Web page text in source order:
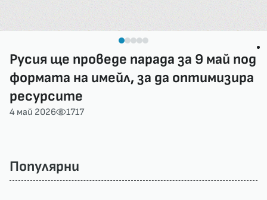
Русия ще проведе парада за 9 май под
формата на имейл, за да оптимизира
ресурсите
4 май 2026 1717
Популярни